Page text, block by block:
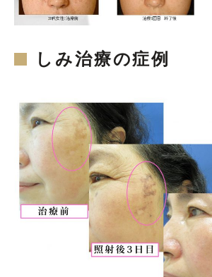
しみ治療の症例